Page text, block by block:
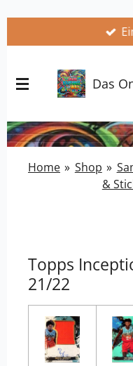
springen
Das
Home » Shop »
&
Topps
21/22